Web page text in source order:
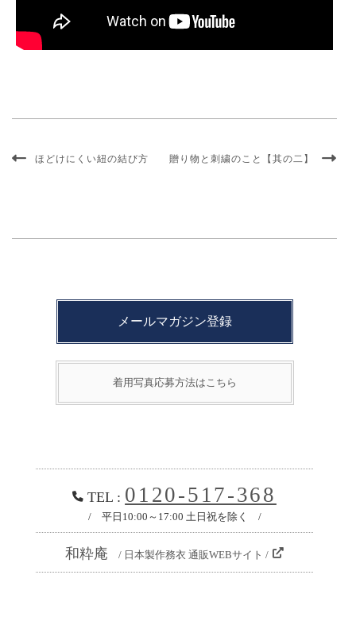
ほどけにくい紐の結び方 贈り物と刺繍のこと【其の二】
メールマガジン登録
着用写真応募方法はこちら
TEL : 0120-517-368
/ 平日10:00～17:00 土日祝を除く /
和粋庵 / 日本製作務衣 通販WEBサイト /